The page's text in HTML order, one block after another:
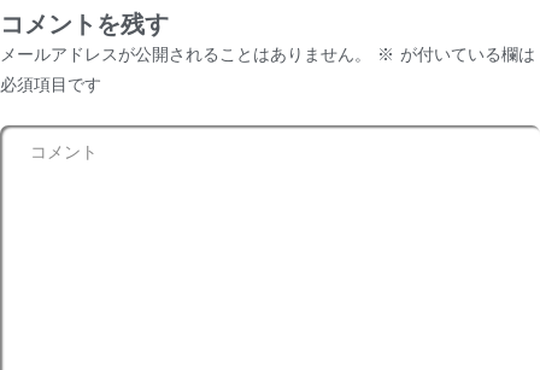
コメントを残す
メールアドレスが公開されることはありません。 ※ が付いている欄は
必須項目です